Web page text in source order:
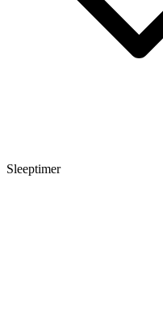
Sleeptimer